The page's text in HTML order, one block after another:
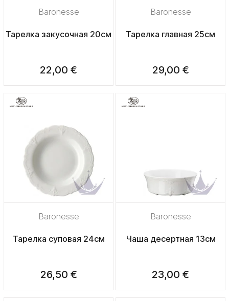
Baronesse
Тарелка закусочная 20см
22,00 €
Baronesse
Тарелка главная 25см
29,00 €
Baronesse
Тарелка суповая 24см
26,50 €
Baronesse
Чаша десертная 13см
23,00 €